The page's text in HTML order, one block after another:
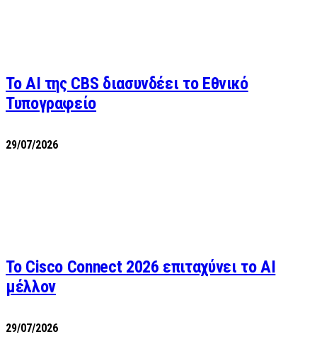
Το AI της CBS διασυνδέει το Εθνικό
Τυπογραφείο
29/07/2026
Το Cisco Connect 2026 επιταχύνει το AI
μέλλον
29/07/2026